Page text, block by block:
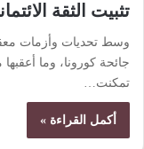
تثبيت الثقة
وسط تحديات وأزمات
جائحة كورونا، وما
تمكنت…
أكمل القراءة »